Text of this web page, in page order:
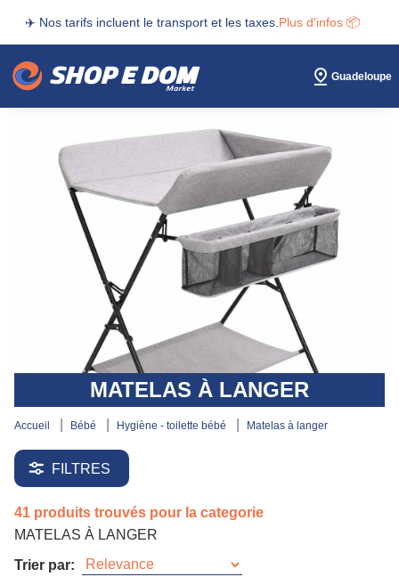
✈️ Nos tarifs incluent le transport et les taxes. Plus d'infos 📦
Guadeloupe
MATELAS À LANGER
accueil bébé hygiène - toilette bébé matelas à langer
FILTRES
41 produits trouvés pour la categorie
MATELAS À LANGER
Trier par: